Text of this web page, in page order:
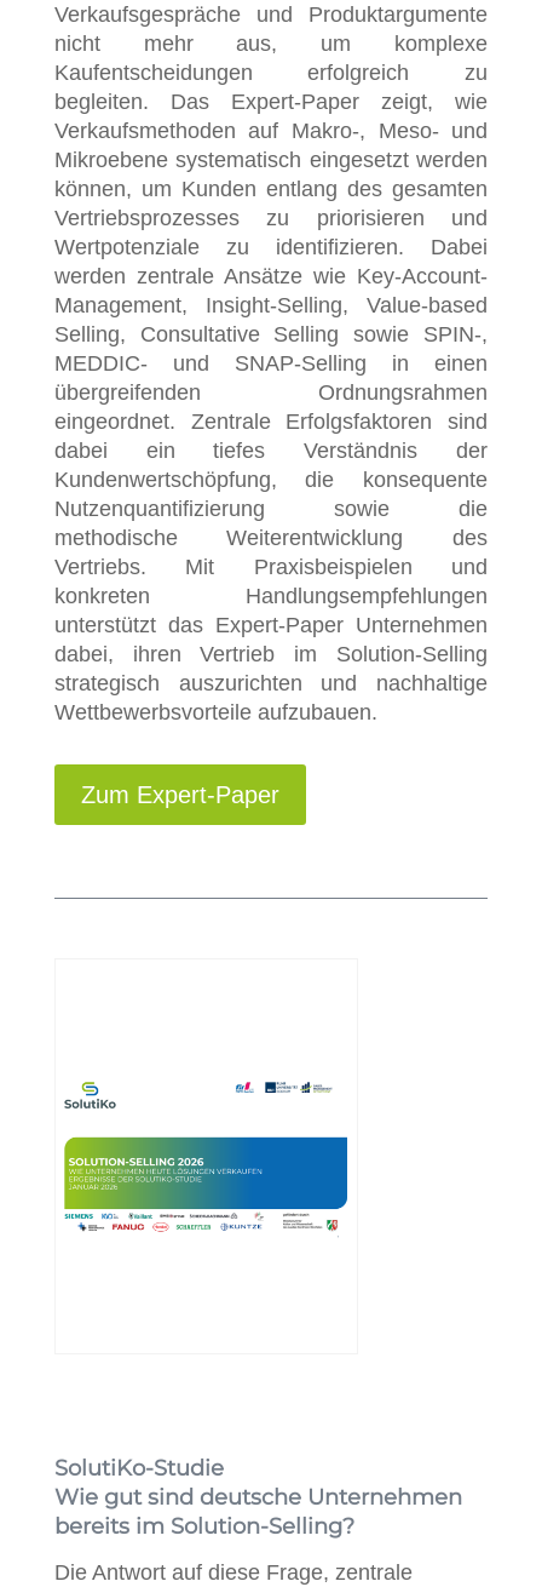
Verkaufsgespräche und Produktargumente
nicht mehr aus, um komplexe
Kaufentscheidungen erfolgreich zu
begleiten. Das Expert-Paper zeigt, wie
Verkaufsmethoden auf Makro-, Meso- und
Mikroebene systematisch eingesetzt werden
können, um Kunden entlang des gesamten
Vertriebsprozesses zu priorisieren und
Wertpotenziale zu identifizieren. Dabei
werden zentrale Ansätze wie Key-Account-
Management, Insight-Selling, Value-based
Selling, Consultative Selling sowie SPIN-,
MEDDIC- und SNAP-Selling in einen
übergreifenden Ordnungsrahmen
eingeordnet. Zentrale Erfolgsfaktoren sind
dabei ein tiefes Verständnis der
Kundenwertschöpfung, die konsequente
Nutzenquantifizierung sowie die
methodische Weiterentwicklung des
Vertriebs. Mit Praxisbeispielen und
konkreten Handlungsempfehlungen
unterstützt das Expert-Paper Unternehmen
dabei, ihren Vertrieb im Solution-Selling
strategisch auszurichten und nachhaltige
Wettbewerbsvorteile aufzubauen.
Zum Expert-Paper
SolutiKo-Studie
Wie gut sind deutsche Unternehmen
bereits im Solution-Selling?
Die Antwort auf diese Frage, zentrale